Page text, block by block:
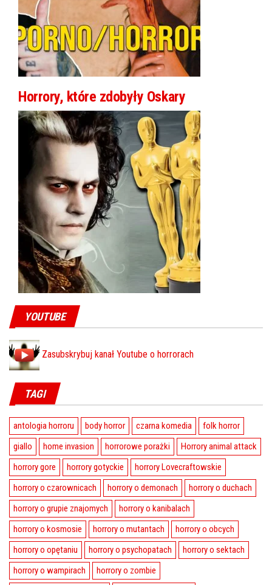
Horrory, które zdobyły Oskary
YOUTUBE
Zasubskrybuj kanał Youtube o horrorach
TAGI
antologia horroru body horror czarna komedia
folk horror
giallo
home invasion horrorowe porażki
Horrory animal attack
horrory gore
horrory gotyckie
horrory Lovecraftowskie
horrory o czarownicach
horrory o demonach
horrory o duchach
horrory o grupie znajomych
horrory o kanibalach
horrory o kosmosie
horrory o mutantach
horrory o obcych
horrory o opętaniu
horrory o psychopatach
horrory o sektach
horrory o wampirach
horrory o zombie